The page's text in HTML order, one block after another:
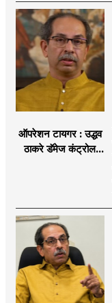
ऑपरेशन टायगर : उद्धव
ठाकरे डॅमेज कंट्रोल
शिंदेंकडे जाण्याच्या चर्चा
सुरू